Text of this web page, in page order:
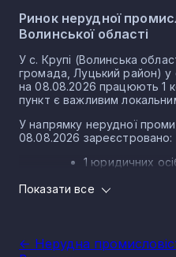
Ринок нерудної
Волинської області
У с. Крупі (Волинська
громада, Луцький район) у
на 08.08.2026 працюють 1
пункт є важливим
У напрямку нерудної
08.08.2026 зареєстровано:
1 юридичних
Показати все
<- Нерудна